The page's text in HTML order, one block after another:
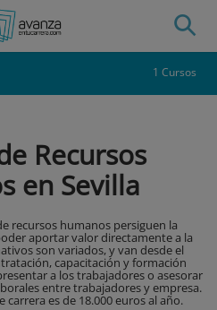
1 Cursos
Recursos
en Sevilla
recursos humanos persiguen la
aportar valor directamente a la
son variados, y van desde el
capacitación y formación
a los trabajadores o asesorar
entre trabajadores y empresa.
carrera es de 18.000 euros al año.